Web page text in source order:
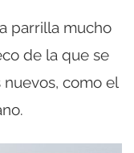
parrilla mucho
de la que se
como el